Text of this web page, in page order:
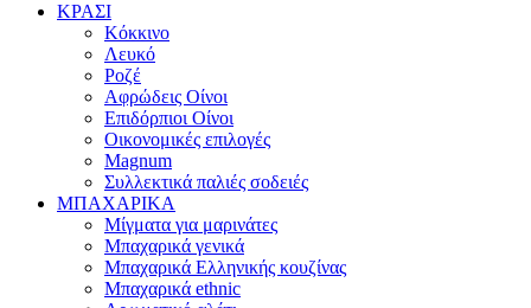
ΚΡΑΣΙ
Κόκκινο
Λευκό
Ροζέ
Αφρώδεις Οίνοι
Επιδόρπιοι Οίνοι
Οικονομικές επιλογές
Magnum
Συλλεκτικά παλιές σοδειές
ΜΠΑΧΑΡΙΚΑ
Μίγματα για μαρινάτες
Μπαχαρικά γενικά
Μπαχαρικά Ελληνικής κουζίνας
Μπαχαρικά ethnic